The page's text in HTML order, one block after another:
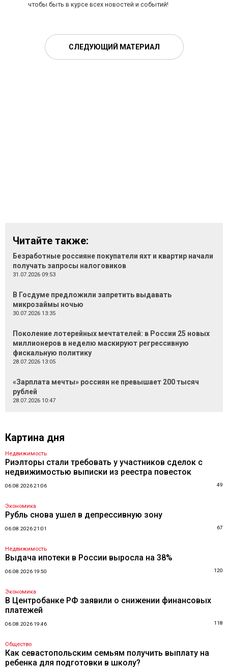
чтобы быть в курсе всех новостей и событий!
СЛЕДУЮЩИЙ МАТЕРИАЛ
Читайте также:
Безработные россияне покупатели яхт и квартир начали
получать запросы налоговиков
31.07.2026 09:53
В Госдуме предложили запретить выдавать
микрозаймы ночью
30.07.2026 13:35
Поколение лотерейных мечтателей: в России 25 новых
миллионеров в неделю маскируют регрессивную
фискальную политику
28.07.2026 13:05
«Зарплата мечты» россиян не превышает 200 тысяч
рублей
28.07.2026 10:47
Картина дня
Недвижимость
Риэлторы стали требовать у участников сделок с
недвижимостью выписки из реестра повесток
06.08.2026 21:06 49
Экономика
Рубль снова ушел в депрессивную зону
06.08.2026 21:01 67
Недвижимость
Выдача ипотеки в России выросла на 38%
06.08.2026 19:50 120
Экономика
В Центробанке РФ заявили о снижении финансовых
платежей
06.08.2026 19:46 118
Общество
Как севастопольским семьям получить выплату на
ребенка для подготовки в школу?